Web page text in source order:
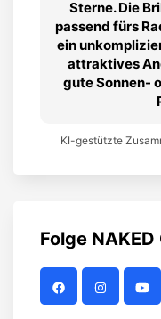
Sterne. Die
passend fürs
ein
attraktives
gute Sonnen-
KI-gestützte
Folge